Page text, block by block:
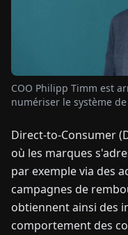
ENDE FRESITNL PLHU
CONTACTEZ-
NOUS
COO Philipp Timm est
numériser le système
Direct-to-Consumer
où les marques
par exemple via des
campagnes de
obtiennent ainsi des
comportement des